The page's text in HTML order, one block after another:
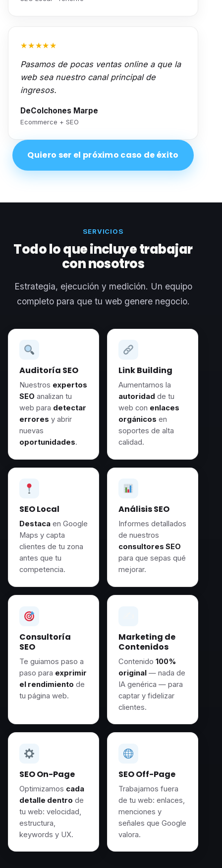
★★★★★
Pasamos de pocas ventas online a que la
web sea nuestro canal principal de
ingresos.
DeColchones Marpe
Ecommerce + SEO
Quiero ser el próximo caso de éxito
SERVICIOS
Todo lo que incluye trabajar
con nosotros
Estrategia, ejecución y medición. Un equipo
completo para que tu web genere negocio.
Auditoría SEO
Nuestros expertos
SEO analizan tu
web para detectar
errores y abrir
nuevas
oportunidades.
Link Building
Aumentamos la
autoridad de tu
web con enlaces
orgánicos en
soportes de alta
calidad.
SEO Local
Destacaen Google
Maps y capta
clientes de tu zona
antes que tu
competencia.
Análisis SEO
Informes detallados
de nuestros
consultores SEO
para que sepas qué
mejorar.
Consultoría
SEO
Te guiamos paso a
paso para exprimir
el rendimiento de
tu página web.
Marketing de
Contenidos
Contenido 100%
original— nada de
IA genérica — para
captar y fidelizar
clientes.
SEO On-Page
Optimizamos cada
detalle dentro de
tu web: velocidad,
estructura,
keywords y UX.
SEO Off-Page
Trabajamos fuera
de tu web: enlaces,
menciones y
señales que Google
valora.